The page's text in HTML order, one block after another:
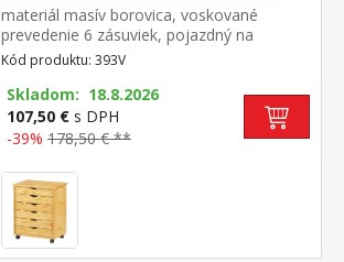
materiál masív borovica, voskované
prevedenie 6 zásuviek, pojazdný na
kolieskach
Kód produktu: 393V
Skladom: 18.8.2026
107,50 € s DPH
-39% 178,50 € **